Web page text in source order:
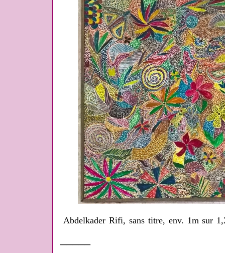
Abdelkader Rifi, sans titre, env. 1m sur